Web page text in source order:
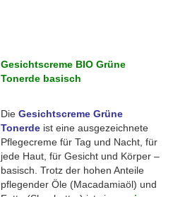
Gesichtscreme BIO Grüne
Tonerde basisch
Die Gesichtscreme Grüne
Tonerde ist eine ausgezeichnete
Pflegecreme für Tag und Nacht, für
jede Haut, für Gesicht und Körper –
basisch. Trotz der hohen Anteile
pflegender Öle (Macadamiaöl) und